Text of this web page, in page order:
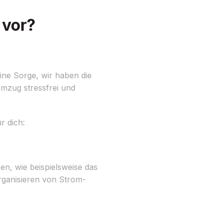
Sorge, wir haben die
stressfrei und
dich:
wie beispielsweise das
von Strom-